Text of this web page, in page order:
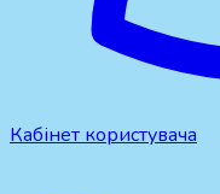
Кабінет користувача